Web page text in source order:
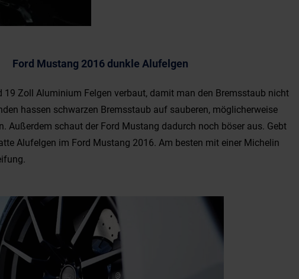
Ford Mustang 2016 dunkle Alufelgen
19 Zoll Aluminium Felgen verbaut, damit man den Bremsstaub nicht
hassen schwarzen Bremsstaub auf sauberen, möglicherweise
Außerdem schaut der Ford Mustang dadurch noch böser aus. Gebt
Alufelgen im Ford Mustang 2016. Am besten mit einer Michelin